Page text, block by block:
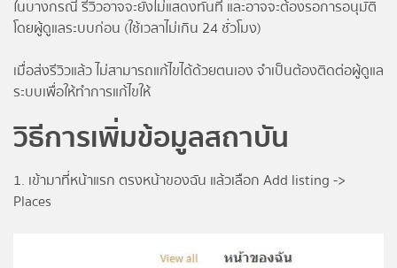
ในบางกรณี รีวิวอาจจะยังไม่แสดงทันที และอาจจะต้องรอการอนุมัติ
โดยผู้ดูแลระบบก่อน (ใช้เวลาไม่เกิน 24 ชั่วโมง)
เมื่อส่งรีวิวแล้ว ไม่สามารถแก้ไขได้ด้วยตนเอง จำเป็นต้องติดต่อผู้ดูแล
ระบบเพื่อให้ทำการแก้ไขให้
วิธีการเพิ่มข้อมูลสถาบัน
1. เข้ามาที่หน้าแรก ตรงหน้าของฉัน แล้วเลือก Add listing ->
Places